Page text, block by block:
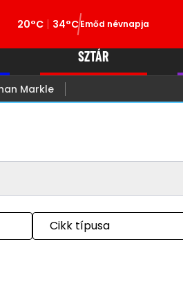
20°C 34°CEmőd névnapja
SZTÁR
Markle
Cikk típusa